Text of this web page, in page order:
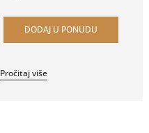
DODAJ U PONUDU
Pročitaj više